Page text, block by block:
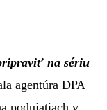
na sériu
agentúra DPA
podujatiach v